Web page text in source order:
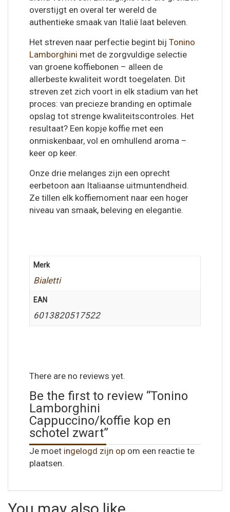
overstijgt en overal ter wereld de
authentieke smaak van Italië laat beleven.
Het streven naar perfectie begint bij Tonino
Lamborghini met de zorgvuldige selectie
van groene koffiebonen – alleen de
allerbeste kwaliteit wordt toegelaten. Dit
streven zet zich voort in elk stadium van het
proces: van precieze branding en optimale
opslag tot strenge kwaliteitscontroles. Het
resultaat? Een kopje koffie met een
onmiskenbaar, vol en omhullend aroma –
keer op keer.
Onze drie melanges zijn een oprecht
eerbetoon aan Italiaanse uitmuntendheid.
Ze tillen elk koffiemoment naar een hoger
niveau van smaak, beleving en elegantie.
Merk
Bialetti
EAN
6013820517522
There are no reviews yet.
Be the first to review “Tonino
Lamborghini
Cappuccino/koffie kop en
schotel zwart”
Je moet ingelogd zijn op om een reactie te
plaatsen.